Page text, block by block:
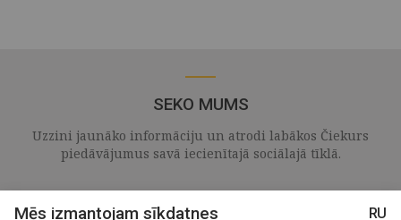
SEKO MUMS
Uzzini jaunāko informāciju un atrodi labākos Čiekurs
piedāvājumus savā iecienītajā sociālajā tīklā.
Mēs izmantojam sīkdatnes RU